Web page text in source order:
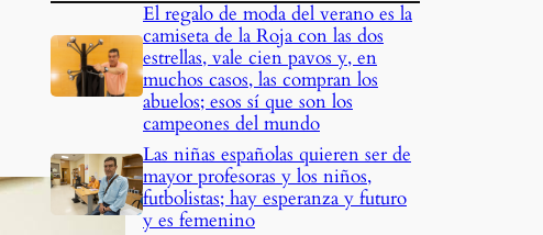
El regalo de moda del verano es la
camiseta de la Roja con las dos
estrellas, vale cien pavos y, en
muchos casos, las compran los
abuelos; esos sí que son los
campeones del mundo
Las niñas españolas quieren ser de
mayor profesoras y los niños,
futbolistas; hay esperanza y futuro
y es femenino